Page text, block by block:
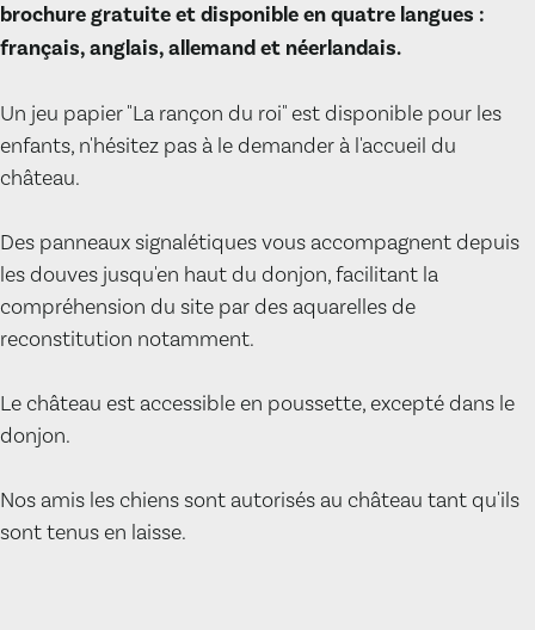
brochure gratuite et disponible en quatre langues :
français, anglais, allemand et néerlandais.
Un jeu papier "La rançon du roi" est disponible pour les
enfants, n'hésitez pas à le demander à l'accueil du
château.
Des panneaux signalétiques vous accompagnent depuis
les douves jusqu'en haut du donjon, facilitant la
compréhension du site par des aquarelles de
reconstitution notamment.
Le château est accessible en poussette, excepté dans le
donjon.
Nos amis les chiens sont autorisés au château tant qu'ils
sont tenus en laisse.